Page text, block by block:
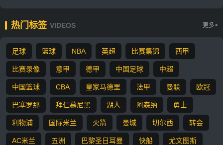
热门标签 VIDEOS 更多>
足球 篮球 NBA 英超 比赛集锦 西甲
比赛录像 意甲 德甲 中国足球 中超
中国篮球 CBA 皇家马德里 法甲 曼联 欧冠
巴塞罗那 拜仁慕尼黑 湖人 阿森纳 勇士
利物浦 国际米兰 火箭 曼城 切尔西 转会
AC米兰 五洲 巴黎圣日耳曼 快船 尤文图斯